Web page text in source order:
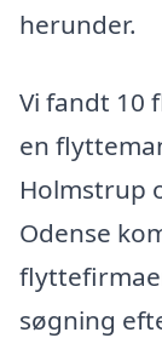
herunder.
Vi fandt 10
en
Holmstrup
Odense
søgning